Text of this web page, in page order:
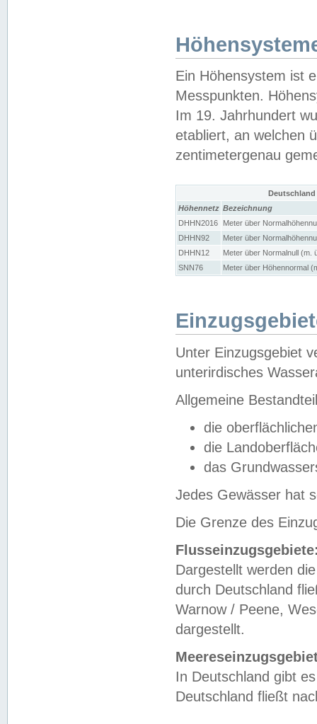
Ein Höhensystem ist
Messpunkten.
Im 19. Jahrhundert
etabliert, an welchen
zentimetergenau
Höhennetz Bezeichnung
DHHN2016
Meter über
DHHN92
Meter über
DHHN12
Meter über Normalnull (m.
SNN76
Meter über Höhennormal
Unter Einzugsgebiet
unterirdisches
Allgemeine
die
die
das
Jedes Gewässer hat
Die Grenze des
Dargestellt werden
durch Deutschland
Warnow / Peene,
dargestellt.
In Deutschland gibt
Deutschland fließt